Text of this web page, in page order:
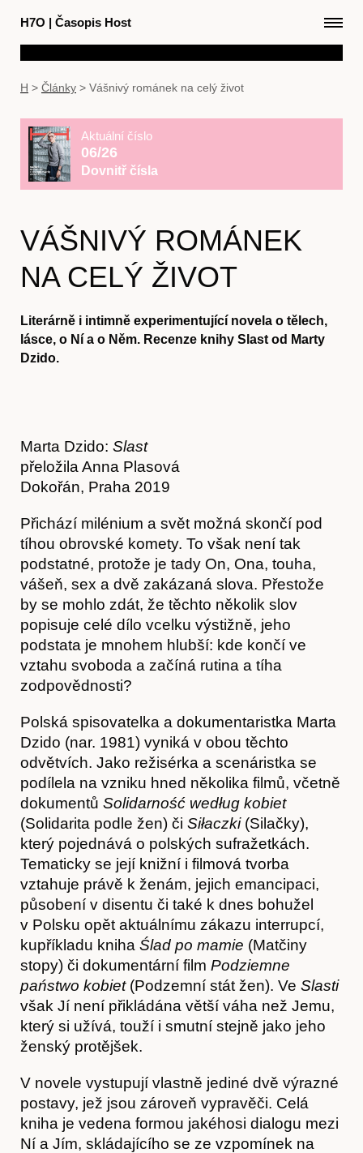
H7O | Časopis Host
Články
H > Články > Vášnivý románek na celý život
Aktuální číslo
06/26
Dovnitř čísla
VÁŠNIVÝ ROMÁNEK
NA CELÝ ŽIVOT
Literárně i intimně experimentující novela o tělech,
lásce, o Ní a o Něm. Recenze knihy Slast od Marty
Dzido.
Marta Dzido: Slast
přeložila Anna Plasová
Dokořán, Praha 2019
Přichází milénium a svět možná skončí pod
tíhou obrovské komety. To však není tak
podstatné, protože je tady On, Ona, touha,
vášeň, sex a dvě zakázaná slova. Přestože
by se mohlo zdát, že těchto několik slov
popisuje celé dílo vcelku výstižně, jeho
podstata je mnohem hlubší: kde končí ve
vztahu svoboda a začíná rutina a tíha
zodpovědnosti?
Polská spisovatelka a dokumentaristka Marta
Dzido (nar. 1981) vyniká v obou těchto
odvětvích. Jako režisérka a scenáristka se
podílela na vzniku hned několika filmů, včetně
dokumentů Solidarność według kobiet
(Solidarita podle žen) či Siłaczki (Silačky),
který pojednává o polských sufražetkách.
Tematicky se její knižní i filmová tvorba
vztahuje právě k ženám, jejich emancipaci,
působení v disentu či také k dnes bohužel
v Polsku opět aktuálnímu zákazu interrupcí,
kupříkladu kniha Ślad po mamie (Matčiny
stopy) či dokumentární film Podziemne
państwo kobiet(Podzemní stát žen). Ve Slasti
však Jí není přikládána větší váha než Jemu,
který si užívá, touží i smutní stejně jako jeho
ženský protějšek.
V novele vystupují vlastně jediné dvě výrazné
postavy, jež jsou zároveň vypravěči. Celá
kniha je vedena formou jakéhosi dialogu mezi
Ní a Jím, skládajícího se ze vzpomínek na